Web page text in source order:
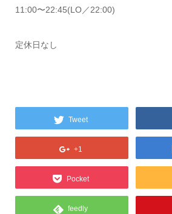
11:00〜22:45(LO／22:00)
定休日なし
Tweet
+1
Pocket
feedly